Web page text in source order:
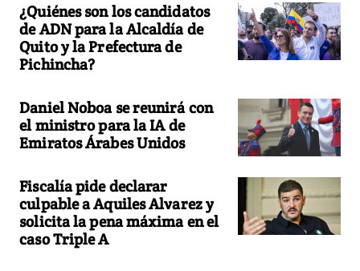
¿Quiénes son los candidatos
de ADN para la Alcaldía de
Quito y la Prefectura de
Pichincha?
Daniel Noboa se reunirá con
el ministro para la IA de
Emiratos Árabes Unidos
Fiscalía pide declarar
culpable a Aquiles Alvarez y
solicita la pena máxima en el
caso Triple A